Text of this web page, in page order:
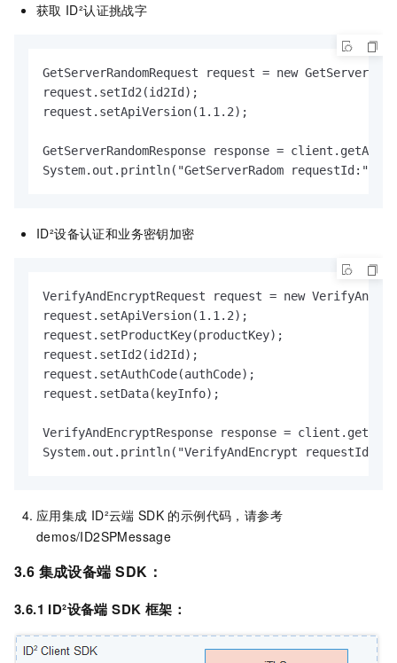
获取 ID²认证挑战字
GetServerRandomRequest request = new
request.setId2(id2Id);
request.setApiVersion(1.1.2);
GetServerRandomResponse response =
System.out.println("GetServerRadom requestId:" +
ID²设备认证和业务密钥加密
VerifyAndEncryptRequest request = new
request.setApiVersion(1.1.2);
request.setProductKey(productKey);
request.setId2(id2Id);
request.setAuthCode(authCode);
request.setData(keyInfo);
VerifyAndEncryptResponse response =
System.out.println("VerifyAndEncrypt requestId:"
应用集成 ID²云端 SDK 的示例代码，请参考
demos/ID2SPMessage
3.6 集成设备端 SDK：
3.6.1 ID²设备端 SDK 框架：